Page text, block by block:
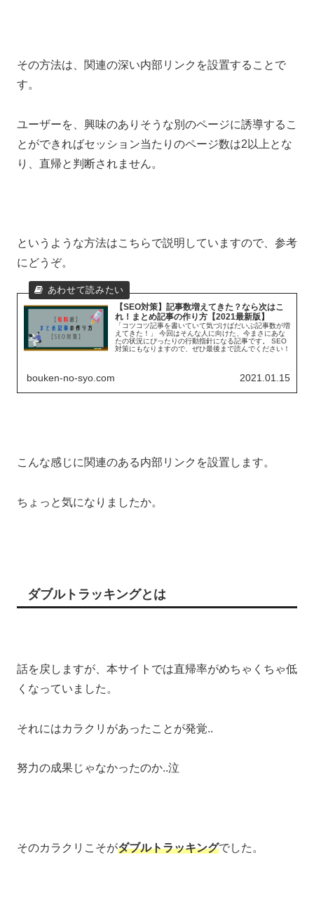
その方法は、関連の深い内部リンクを設置することで
す。
ユーザーを、興味のありそうな別のページに誘導するこ
とができればセッション当たりのページ数は2以上とな
り、直帰と判断されません。
というような方法はこちらで説明していますので、参考
にどうぞ。
【SEO対策】記事数増えてきた？なら次はこ
れ！まとめ記事の作り方【2021最新版】
「コツコツ記事を書いていて気づけばだいぶ記事数が増
えてきた！」 今回はそんな人に向けた、今まさにあな
たの状況にぴったりの行動指針になる記事です。 SEO
対策にもなりますので、ぜひ最後まで読んでください！
bouken-no-syo.com 2021.01.15
こんな感じに関連のある内部リンクを設置します。
ちょっと気になりましたか。
ダブルトラッキングとは
話を戻しますが、本サイトでは直帰率がめちゃくちゃ低
くなっていました。
それにはカラクリがあったことが発覚..
努力の成果じゃなかったのか..泣
そのカラクリこそがダブルトラッキングでした。